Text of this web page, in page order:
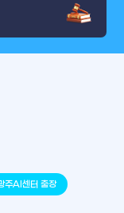
주
주AI센터 출장